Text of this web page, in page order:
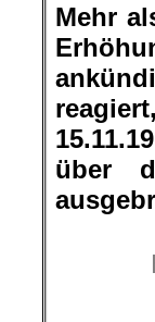
Mehr
über